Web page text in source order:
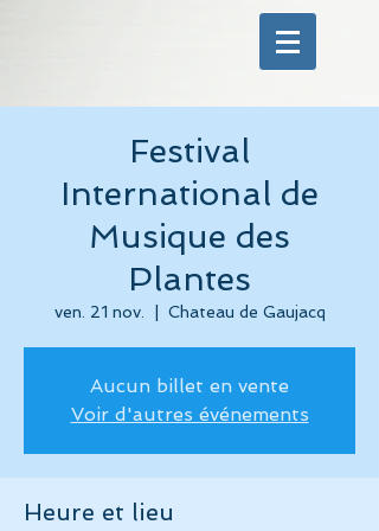
Festival
International de
Musique des
Plantes
ven. 21 nov. Chateau de Gaujacq
Aucun billet en vente
Voir d'autres événements
Heure et lieu